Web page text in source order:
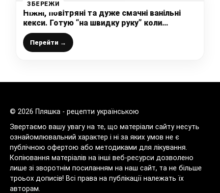
ЗБЕРЕЖИ
Ніжні, повітряні та дуже смачні ванільні
кекси. Готую “на швидку руку” коли
потрібно смачненьке до чаю
Перейти →
© 2026 Пляшка - рецепти українською
Звертаємо вашу увагу на те, що матеріали сайту несуть
ознайомлювальний характер і ні за яких умов не є
публічною офертою або методиками для лікування.
Копіювання матеріалів на інші веб-ресурси дозволено
лише зі зворотнім посиланням на наш сайт, та не більше
троьох дописів! Всі права на публікації належать їх
авторам.